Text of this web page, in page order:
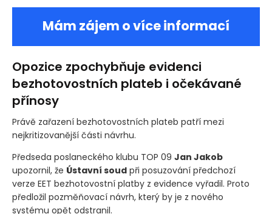
Mám zájem o více informací
Opozice zpochybňuje evidenci
bezhotovostních plateb i očekávané
přínosy
Právě zařazení bezhotovostních plateb patří mezi
nejkritizovanější části návrhu.
Předseda poslaneckého klubu TOP 09 Jan Jakob
upozornil, že Ústavní soud při posuzování předchozí
verze EET bezhotovostní platby z evidence vyřadil. Proto
předložil pozměňovací návrh, který by je z nového
systému opět odstranil.